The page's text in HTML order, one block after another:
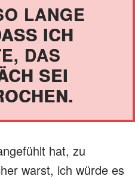
LANGE
ICH
DAS
SEI
hat, zu
warst, ich würde es